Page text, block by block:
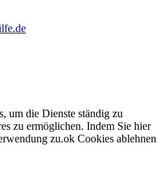
um die Dienste ständig zu
zu ermöglichen. Indem Sie hier
zu.ok Cookies ablehnen